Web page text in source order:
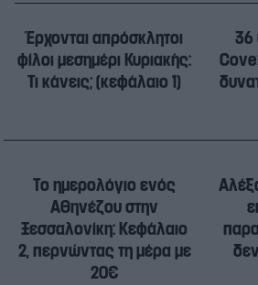
Έρχονται απρόσκλητοι
φίλοι μεσημέρι Κυριακής:
Τι κάνεις; (κεφάλαιο 1)
36
Το ημερολόγιο ενός
Αθηνέζου στην
Ξεσσαλονίκη: Κεφάλαιο
2, περνώντας τη μέρα με
20€